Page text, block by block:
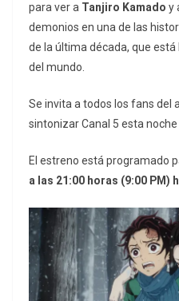
para ver a Tanjiro Kamado y
demonios en una de las
de la última década, que
del mundo.
Se invita a todos los fans del
sintonizar Canal 5 esta
El estreno está programado
a las 21:00 horas (9:00 PM)